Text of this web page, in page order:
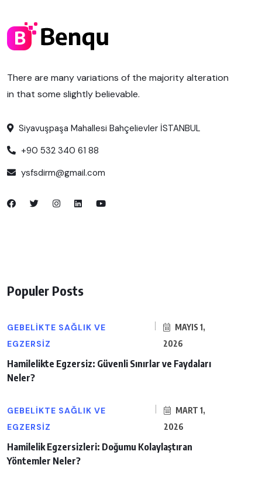
There are many variations of the majority alteration
in that some slightly believable.
Siyavuşpaşa Mahallesi Bahçelievler İSTANBUL
+90 532 340 61 88
ysfsdirm@gmail.com
Populer Posts
GEBELIKTE SAĞLIK VE
EGZERSIZ
MAYIS 1,
2026
Hamilelikte Egzersiz: Güvenli Sınırlar ve Faydaları
Neler?
GEBELIKTE SAĞLIK VE
EGZERSIZ
MART 1,
2026
Hamilelik Egzersizleri: Doğumu Kolaylaştıran
Yöntemler Neler?